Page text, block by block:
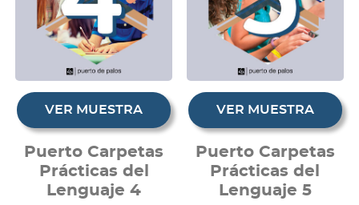
VER MUESTRA
Puerto Carpetas
Prácticas del
Lenguaje 4
VER MUESTRA
Puerto Carpetas
Prácticas del
Lenguaje 5